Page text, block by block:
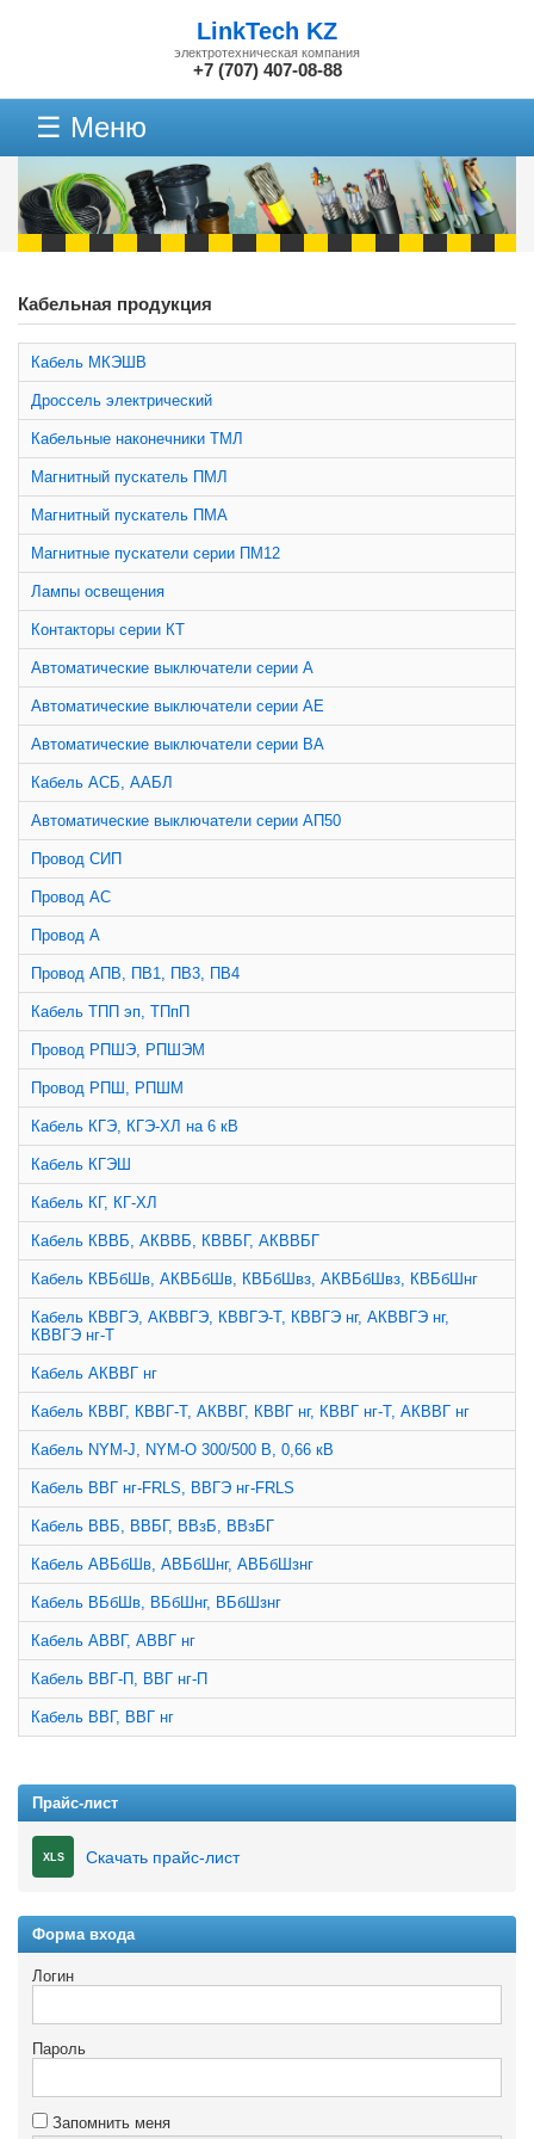
LinkTech KZ
электротехническая компания
+7 (707) 407-08-88
☰ Меню
Кабельная продукция
Кабель МКЭШВ
Дроссель электрический
Кабельные наконечники ТМЛ
Магнитный пускатель ПМЛ
Магнитный пускатель ПМА
Магнитные пускатели серии ПМ12
Лампы освещения
Контакторы серии КТ
Автоматические выключатели серии А
Автоматические выключатели серии АЕ
Автоматические выключатели серии ВА
Кабель АСБ, ААБЛ
Автоматические выключатели серии АП50
Провод СИП
Провод АС
Провод А
Провод АПВ, ПВ1, ПВ3, ПВ4
Кабель ТПП эп, ТПпП
Провод РПШЭ, РПШЭМ
Провод РПШ, РПШМ
Кабель КГЭ, КГЭ-ХЛ на 6 кВ
Кабель КГЭШ
Кабель КГ, КГ-ХЛ
Кабель КВВБ, АКВВБ, КВВБГ, АКВВБГ
Кабель КВБбШв, АКВБбШв, КВБбШвз, АКВБбШвз, КВБбШнг
Кабель КВВГЭ, АКВВГЭ, КВВГЭ-Т, КВВГЭ нг, АКВВГЭ нг,
КВВГЭ нг-Т
Кабель АКВВГ нг
Кабель КВВГ, КВВГ-Т, АКВВГ, КВВГ нг, КВВГ нг-Т, АКВВГ нг
Кабель NYM-J, NYM-O 300/500 В, 0,66 кВ
Кабель ВВГ нг-FRLS, ВВГЭ нг-FRLS
Кабель ВВБ, ВВБГ, ВВзБ, ВВзБГ
Кабель АВБбШв, АВБбШнг, АВБбШзнг
Кабель ВБбШв, ВБбШнг, ВБбШзнг
Кабель АВВГ, АВВГ нг
Кабель ВВГ-П, ВВГ нг-П
Кабель ВВГ, ВВГ нг
Прайс-лист
XLS Скачать прайс-лист
Форма входа
Логин
Пароль
Запомнить меня